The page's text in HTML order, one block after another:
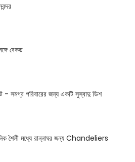
বেকড
- সমগ্র পরিবারের জন্য একটি সুস্বাদু ডিশ
শৈলী মধ্যে রান্নাঘর জন্য Chandeliers